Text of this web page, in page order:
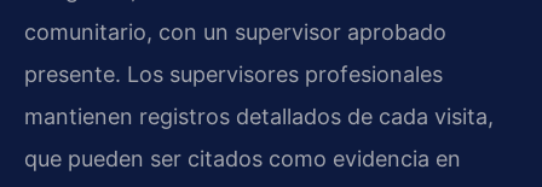
comunitario, con un supervisor aprobado
presente. Los supervisores profesionales
mantienen registros detallados de cada visita,
que pueden ser citados como evidencia en